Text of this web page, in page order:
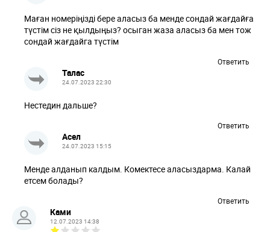
Маған номеріңізді бере аласыз ба менде сондай жағдайға
түстім сіз не қылдыңыз? осыган жаза аласыз ба мен тож
сондай жағдайга түстім
Ответить
Талас
24.07.2023 22:30
Нестедин дальше?
Ответить
Асел
24.07.2023 15:15
Менде алданып калдым. Комектесе аласыздарма. Калай
етсем болады?
Ответить
Ками
12.07.2023 14:38